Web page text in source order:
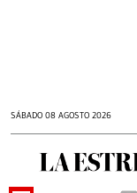
SÁBADO 08 AGOSTO 2026